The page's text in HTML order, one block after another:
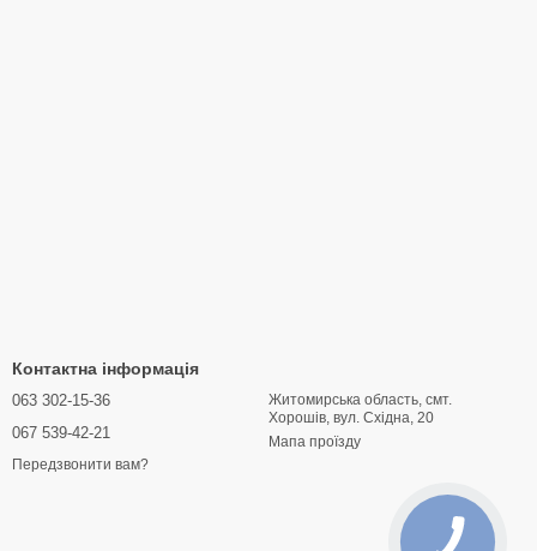
Контактна інформація
063 302-15-36
067 539-42-21
Передзвонити вам?
Житомирська область, смт.
Хорошів, вул. Східна, 20
Мапа проїзду